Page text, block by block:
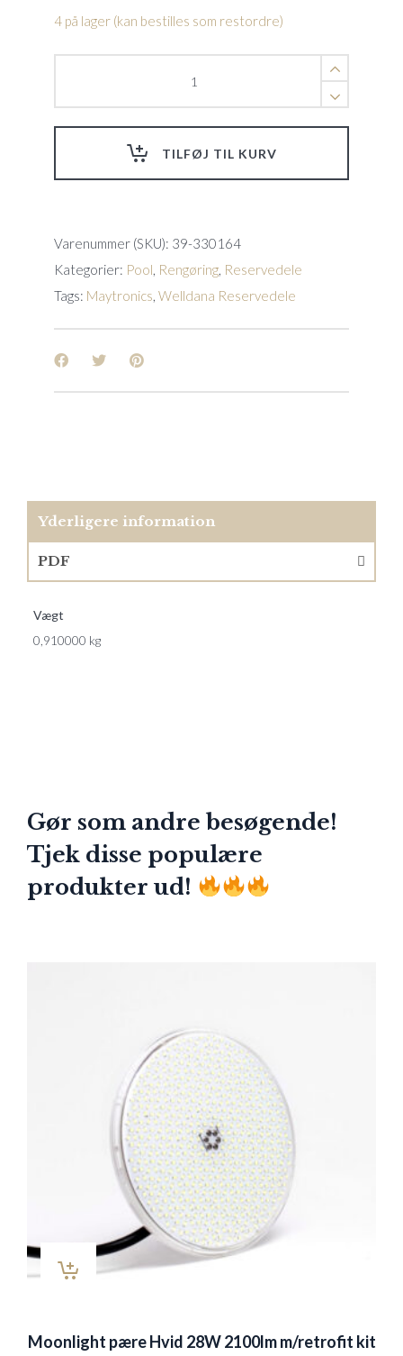
4 på lager (kan bestilles som restordre)
quantity
TILFØJ TIL KURV
Varenummer (SKU): 39-330164
Kategorier: Pool, Rengøring, Reservedele
Tags: Maytronics, Welldana Reservedele
Yderligere information
PDF
Vægt
0,910000 kg
Gør som andre besøgende!
Tjek disse populære
produkter ud!
Moonlight pære Hvid 28W 2100lm m/retrofit kit